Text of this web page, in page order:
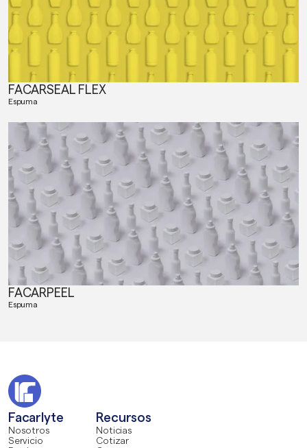
FACARSEAL FLEX
Espuma
FACARPEEL
Espuma
Facarlyte
Nosotros
Servicio
Recursos
Noticias
Cotizar